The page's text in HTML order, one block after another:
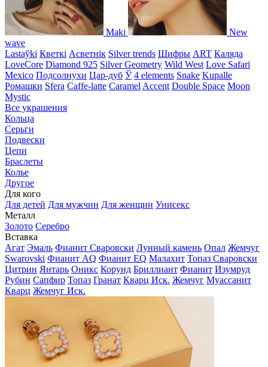
Maki
New
wave
Lastaўki Кветкі Асветнiк Silver trends Шифры ART Каляда
LoveCore Diamond 925 Silver Geometry Wild West Love Safari
Mexico Подсолнухи Цар-дуб Ў 4 elements Snake Kupalle
Ромашки Sfera Caffe-latte Caramel Accent Double Space Moon
Mystic
Все украшения
Кольца
Серьги
Подвески
Цепи
Браслеты
Колье
Другое
Для кого
Для детей Для мужчин Для женщин Унисекс
Металл
Золото Серебро
Вставка
Агат Эмаль Фианит Сваровски Лунный камень Опал Жемчуг
Swarovski Фианит AQ Фианит EQ Малахит Топаз Сваровски
Цитрин Янтарь Оникс Корунд Бриллиант Фианит Изумруд
Рубин Сапфир Топаз Гранат Кварц Иск. Жемчуг Муассанит
Кварц Жемчуг Иск.